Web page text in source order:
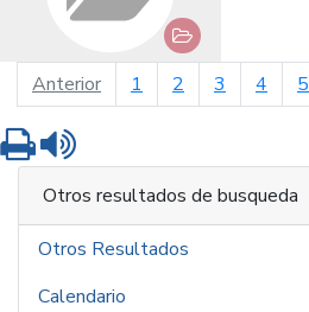
Anteriorpágina anterior
1 2 3 4 5
Imprimir
Otros resultados de busqueda
Otros Resultados
Calendario